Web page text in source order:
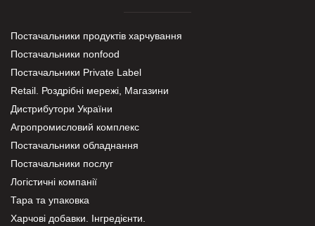
Постачальники продуктів харчування
Постачальники nonfood
Постачальники Private Label
Retail. Роздрібні мережі, Магазини
Дистрибутори України
Агропромисловий комплекс
Постачальники обладнання
Постачальники послуг
Логістичні компанії
Тара та упаковка
Харчові добавки. Інгредієнти.